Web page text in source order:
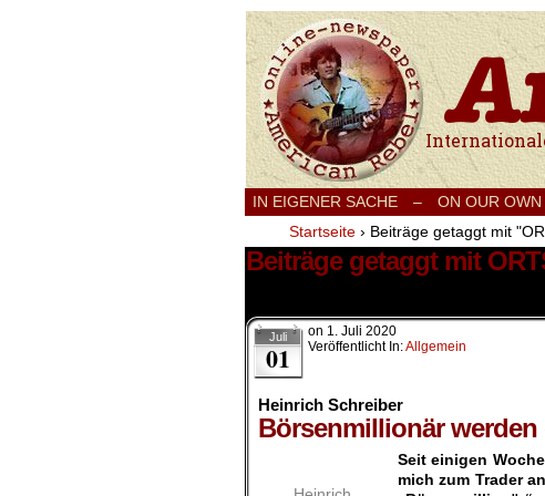
Internationale
IN EIGENER SACHE – ON OUR
Startseite › Beiträge getaggt mit
Beiträge getaggt mit
Juli
01
on 1. Juli 2020
Veröffentlicht In:Allgemein
Heinrich Schreiber
Börsenmillionär
Seit einigen
mich zum Trader